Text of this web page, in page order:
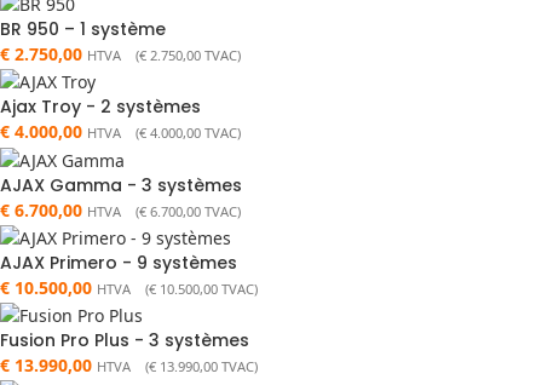
BR 950 – 1 système
€ 2.750,00 HTVA (€ 2.750,00 TVAC)
Ajax Troy - 2 systèmes
€ 4.000,00 HTVA (€ 4.000,00 TVAC)
AJAX Gamma - 3 systèmes
€ 6.700,00 HTVA (€ 6.700,00 TVAC)
AJAX Primero - 9 systèmes
€ 10.500,00 HTVA (€ 10.500,00 TVAC)
Fusion Pro Plus - 3 systèmes
€ 13.990,00 HTVA (€ 13.990,00 TVAC)